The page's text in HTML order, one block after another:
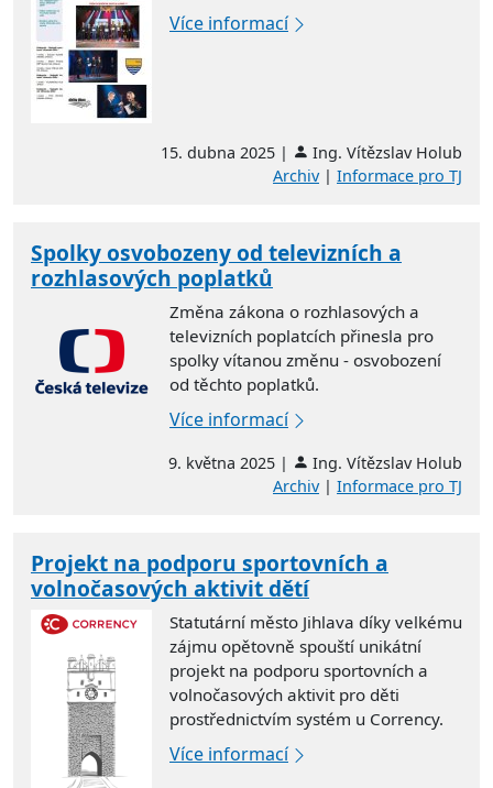
Více informací
15. dubna 2025 |
Ing. Vítězslav Holub
Archiv| Informace pro TJ
Spolky osvobozeny od televizních a
rozhlasových poplatků
Změna zákona o rozhlasových a
televizních poplatcích přinesla pro
spolky vítanou změnu - osvobození
od těchto poplatků.
Více informací
9. května 2025 |
Ing. Vítězslav Holub
Archiv| Informace pro TJ
Projekt na podporu sportovních a
volnočasových aktivit dětí
Statutární město Jihlava díky velkému
zájmu opětovně spouští unikátní
projekt na podporu sportovních a
volnočasových aktivit pro děti
prostřednictvím systém u Corrency.
Více informací